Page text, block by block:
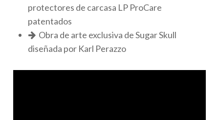
protectores de carcasa LP ProCare
patentados
Obra de arte exclusiva de Sugar Skull
diseñada por Karl Perazzo